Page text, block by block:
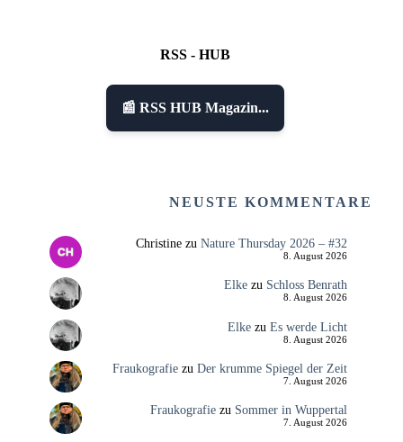
RSS - HUB
📰 RSS HUB Magazin...
NEUSTE KOMMENTARE
Christinezu Nature Thursday 2026 – #32
8. August 2026
Elkezu Schloss Benrath
8. August 2026
Elkezu Es werde Licht
8. August 2026
Fraukografiezu Der krumme Spiegel der Zeit
7. August 2026
Fraukografiezu Sommer in Wuppertal
7. August 2026